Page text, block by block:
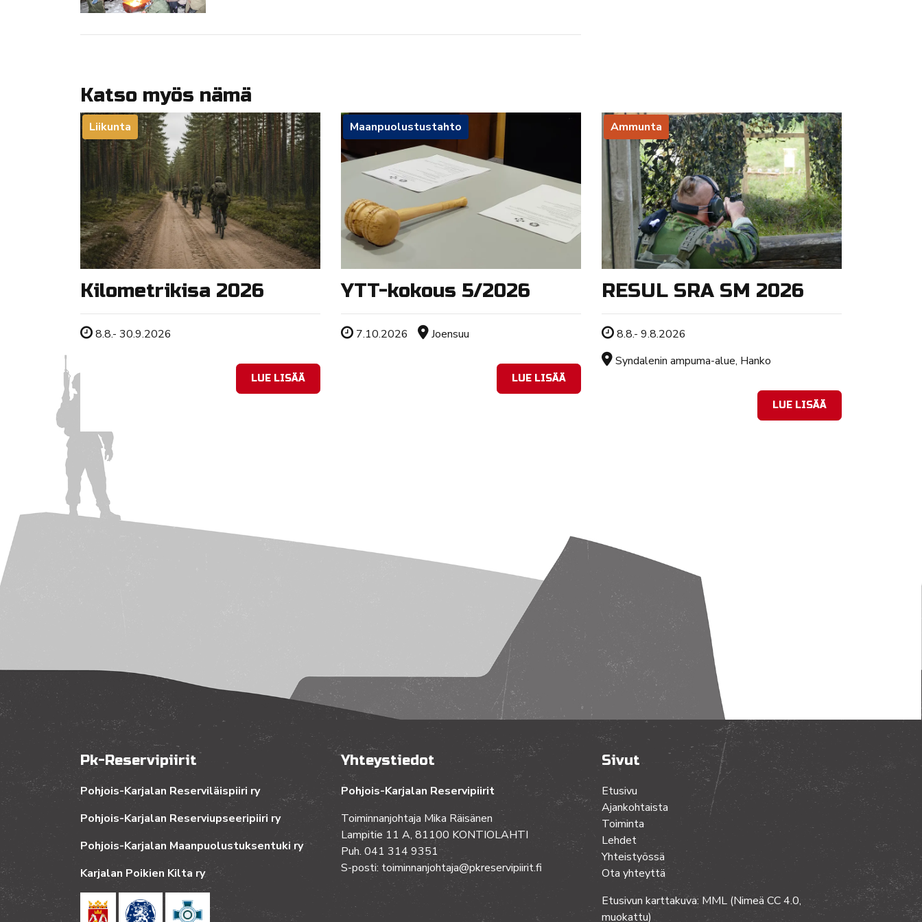
Katso myös nämä
Liikunta
Kilometrikisa 2026
Tapahtuman ajankohta
8.8.- 30.9.2026
LUE LISÄÄ
Maanpuolustustahto
YTT-kokous 5/2026
Tapahtuman ajankohta
7.10.2026 Sijainti
Joensuu
LUE LISÄÄ
Ammunta
RESUL SRA SM 2026
Tapahtuman ajankohta
8.8.- 9.8.2026
Sijainti
Syndalenin ampuma-alue, Hanko
LUE LISÄÄ
Pk-Reservipiirit
Pohjois-Karjalan Reserviläispiiri ry
Pohjois-Karjalan Reserviupseeripiiri ry
Pohjois-Karjalan Maanpuolustuksentuki ry
Karjalan Poikien Kilta ry
Yhteystiedot
Pohjois-Karjalan Reservipiirit
Toiminnanjohtaja Mika Räisänen
Lampitie 11 A, 81100 KONTIOLAHTI
Puh. 041 314 9351
S-posti: toiminnanjohtaja@pkreservipiirit.fi
Sivut
Etusivu
Ajankohtaista
Toiminta
Lehdet
Yhteistyössä
Ota yhteyttä
Etusivun karttakuva: MML (Nimeä CC 4.0,
muokattu)